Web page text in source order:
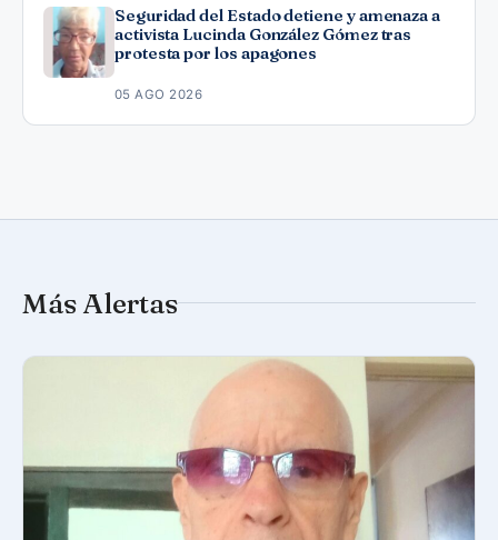
Seguridad del Estado detiene y amenaza a
activista Lucinda González Gómez tras
protesta por los apagones
05 AGO 2026
Más Alertas